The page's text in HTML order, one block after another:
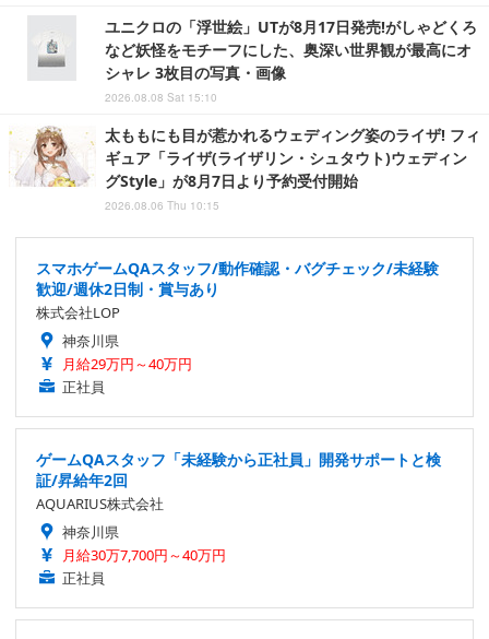
ユニクロの「浮世絵」UTが8月17日発売!がしゃどくろ
など妖怪をモチーフにした、奥深い世界観が最高にオ
シャレ 3枚目の写真・画像
2026.08.08 Sat 15:10
太ももにも目が惹かれるウェディング姿のライザ! フィ
ギュア「ライザ(ライザリン・シュタウト)ウェディン
グStyle」が8月7日より予約受付開始
2026.08.06 Thu 10:15
スマホゲームQAスタッフ/動作確認・バグチェック/未経験
歓迎/週休2日制・賞与あり
株式会社LOP
神奈川県
月給29万円～40万円
正社員
ゲームQAスタッフ「未経験から正社員」開発サポートと検
証/昇給年2回
AQUARIUS株式会社
神奈川県
月給30万7,700円～40万円
正社員